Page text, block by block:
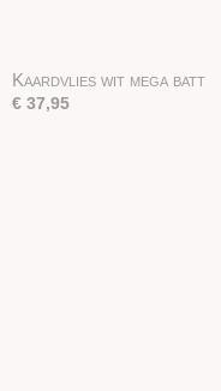
Kaardvlies wit mega batt
€ 37,95